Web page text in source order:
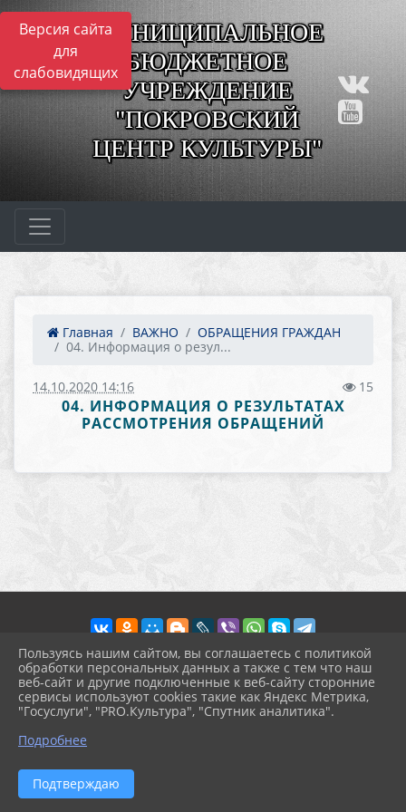
Версия сайта
для
слабовидящих
МУНИЦИПАЛЬНОЕ
БЮДЖЕТНОЕ
УЧРЕЖДЕНИЕ
"ПОКРОВСКИЙ
ЦЕНТР КУЛЬТУРЫ"
Главная ВАЖНО
ОБРАЩЕНИЯ ГРАЖДАН
04. Информация о резул...
14.10.2020 14:16 15
04. ИНФОРМАЦИЯ О РЕЗУЛЬТАТАХ
РАССМОТРЕНИЯ ОБРАЩЕНИЙ
2026 г. pokrov-ck.ru
Вход
Карта сайта
Политика обработки персональных данных
Сделано на KubCMS
Разработка и поддержка
Пользуясь нашим сайтом, вы соглашаетесь с политикой
обработки персональных данных а также с тем что наш
веб-сайт и другие подключенные к веб-сайту сторонние
сервисы используют cookies такие как Яндекс Метрика,
"Госуслуги", "PRO.Культура", "Спутник аналитика".
Подробнее
Подтверждаю